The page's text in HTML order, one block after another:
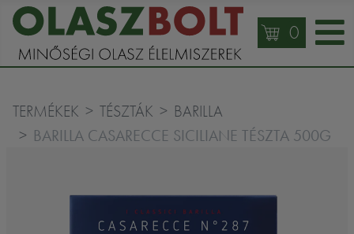
0
TERMÉKEK TÉSZTÁK BARILLA
BARILLA CASARECCE SICILIANE TÉSZTA 500G